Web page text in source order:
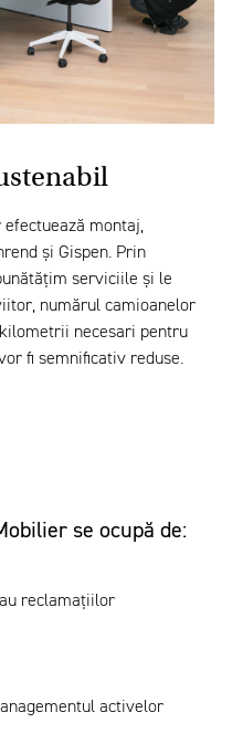
montaj,
și Gispen. Prin
serviciile și le
numărul camioanelor
necesari pentru
fi semnificativ reduse.
se ocupă de:
reclamațiilor
activelor